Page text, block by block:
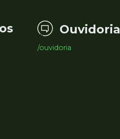
Ouvidoria
/ouvidoria